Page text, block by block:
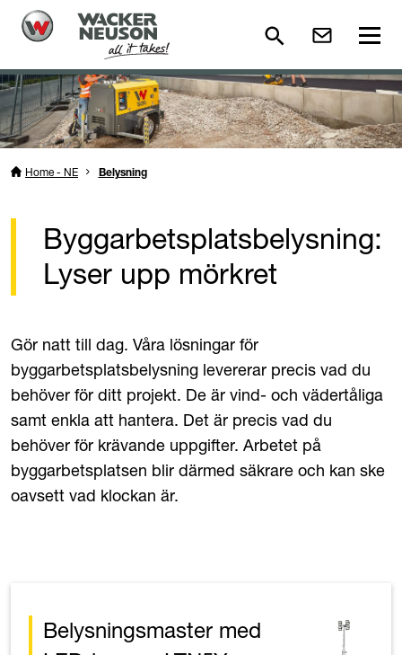
Home - NE Belysning
Byggarbetsplatsbelysning:
Lyser upp mörkret
Gör natt till dag. Våra lösningar för
byggarbetsplatsbelysning levererar precis vad du
behöver för ditt projekt. De är vind- och vädertåliga
samt enkla att hantera. Det är precis vad du
behöver för krävande uppgifter. Arbetet på
byggarbetsplatsen blir därmed säkrare och kan ske
oavsett vad klockan är.
Belysningsmaster med